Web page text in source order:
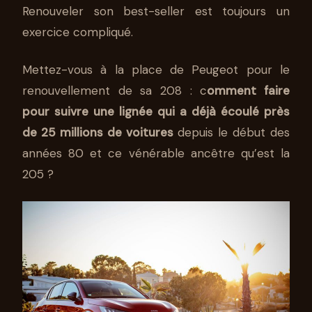
AUTO
NOUVELLE PEUGEOT 208 : LA
DIGNE DESCENDANTE !
Renouveler son best-seller est toujours un
exercice compliqué.
Mettez-vous à la place de Peugeot pour le
renouvellement de sa 208 : comment faire
pour suivre une lignée qui a déjà écoulé près
de 25 millions de voituresdepuis le début des
années 80 et ce vénérable ancêtre qu’est la
205 ?